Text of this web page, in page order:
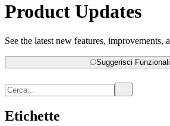
Product Updates
See the latest new features, improvements,
Suggerisci
Etichette